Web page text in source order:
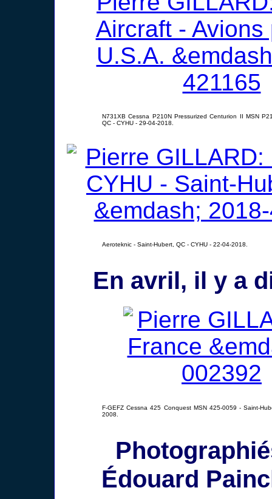
N731XB Cessna P210N Pressurized Centurion II MSN
QC - CYHU - 29-04-2018.
Aeroteknic - Saint-Hubert, QC - CYHU - 22-04-2018.
En avril, il y a
F-GEFZ Cessna 425 Conquest MSN 425-0059 - Saint-
2008.
Édouard